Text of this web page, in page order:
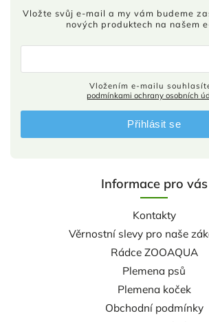
Informace pro vás
Kontakty
Věrnostní slevy pro naše
Rádce ZOOAQUA
Plemena psů
Plemena koček
Obchodní podmínky
Vložte svůj e-mail a my vám budeme
nových produktech na našem
podmínkami ochrany osobních
Přihlásit se